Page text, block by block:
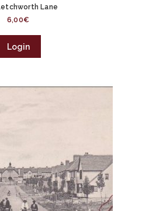
Lane
6,00€
Login